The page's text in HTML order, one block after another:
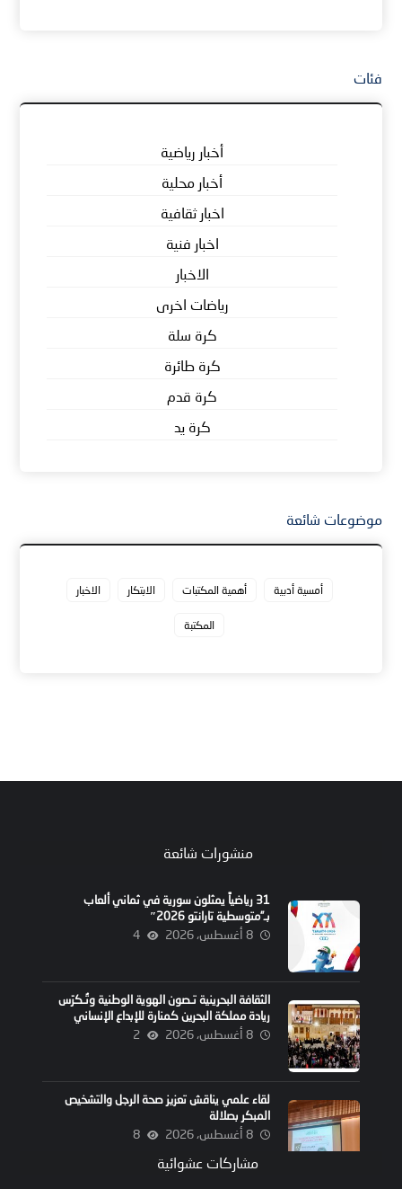
فئات
أخبار رياضية
أخبار محلية
اخبار ثقافية
اخبار فنية
الاخبار
رياضات اخرى
كرة سلة
كرة طائرة
كرة قدم
كرة يد
موضوعات شائعة
أمسية أدبية أهمية المكتبات الابتكار الاخبار
المكتبة
منشورات شائعة
31 رياضياً يمثلون سورية في ثماني ألعاب
بـ”متوسطية تارانتو 2026″
8 أغسطس، 2026 4
الثقافة البحرينية تـصون الهوية الوطنية وتُـكرّس
ريادة مملكة البحرين كمنارة للإبداع الإنساني
8 أغسطس، 2026 2
لقاء علمي يناقش تعزيز صحة الرجل والتشخيص
المبكر بصلالة
8 أغسطس، 2026 8
مشاركات عشوائية